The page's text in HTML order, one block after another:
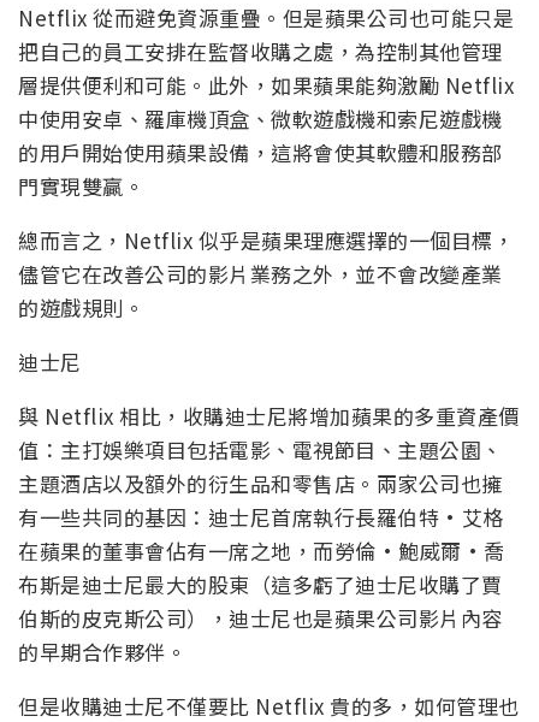
Netflix 從而避免資源重疊。但是蘋果公司也可能只是
把自己的員工安排在監督收購之處，為控制其他管理
層提供便利和可能。此外，如果蘋果能夠激勵 Netflix
中使用安卓、羅庫機頂盒、微軟遊戲機和索尼遊戲機
的用戶開始使用蘋果設備，這將會使其軟體和服務部
門實現雙贏。
總而言之，Netflix 似乎是蘋果理應選擇的一個目標，
儘管它在改善公司的影片業務之外，並不會改變產業
的遊戲規則。
迪士尼
與 Netflix 相比，收購迪士尼將增加蘋果的多重資產價
值：主打娛樂項目包括電影、電視節目、主題公園、
主題酒店以及額外的衍生品和零售店。兩家公司也擁
有一些共同的基因：迪士尼首席執行長羅伯特·艾格
在蘋果的董事會佔有一席之地，而勞倫·鮑威爾·喬
布斯是迪士尼最大的股東（這多虧了迪士尼收購了賈
伯斯的皮克斯公司），迪士尼也是蘋果公司影片內容
的早期合作夥伴。
但是收購迪士尼不僅要比 Netflix 貴的多，如何管理也